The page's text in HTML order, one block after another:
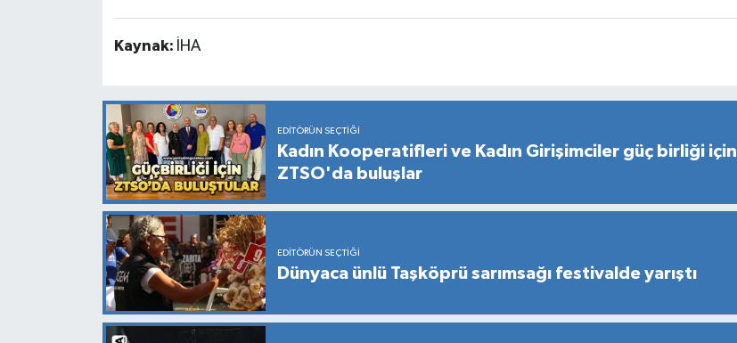
Kaynak: İHA
EDITÖRÜN SEÇTIĞI
Kadın Kooperatifleri ve Kadın Girişimciler güç birliği için
ZTSO'da buluşlar
EDITÖRÜN SEÇTIĞI
Dünyaca ünlü Taşköprü sarımsağı festivalde yarıştı